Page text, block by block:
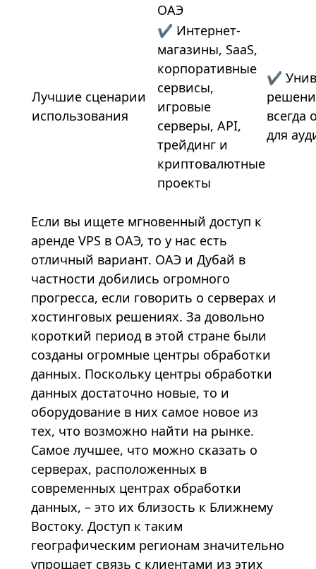
ОАЭ
Лучшие сценарии
использования
✔ Интернет-
магазины, SaaS,
корпоративные
сервисы,
игровые
серверы, API,
трейдинг и
криптовалютные
проекты
✔
всегда
для
Если вы ищете мгновенный доступ к
аренде VPS в ОАЭ, то у нас есть
отличный вариант. ОАЭ и Дубай в
частности добились огромного
прогресса, если говорить о серверах и
хостинговых решениях. За довольно
короткий период в этой стране были
созданы огромные центры обработки
данных. Поскольку центры обработки
данных достаточно новые, то и
оборудование в них самое новое из
тех, что возможно найти на рынке.
Самое лучшее, что можно сказать о
серверах, расположенных в
современных центрах обработки
данных, – это их близость к Ближнему
Востоку. Доступ к таким
географическим регионам значительно
упрощает связь с клиентами из этих